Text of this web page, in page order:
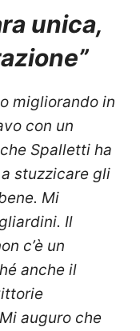
unica,
migliorando in
con un
Spalletti ha
stuzzicare gli
Mi
Il
c’è un
anche il
auguro che